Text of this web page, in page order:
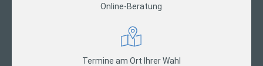
Online-Beratung
Termine am Ort Ihrer Wahl